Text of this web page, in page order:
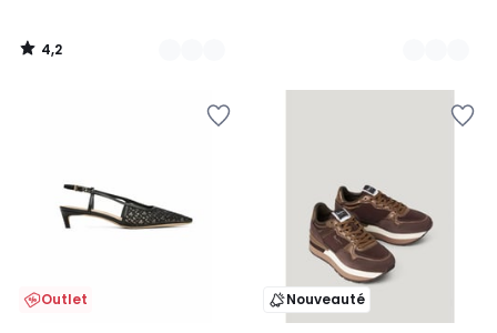
4,2
/
Outlet Nouveauté